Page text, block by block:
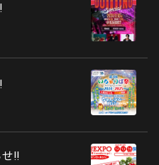
‼️